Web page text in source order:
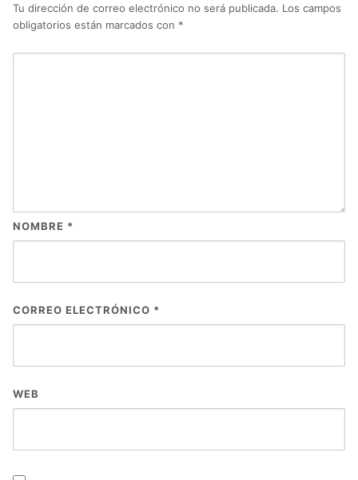
Tu dirección de correo electrónico no será publicada. Los campos
obligatorios están marcados con *
NOMBRE *
CORREO ELECTRÓNICO *
WEB